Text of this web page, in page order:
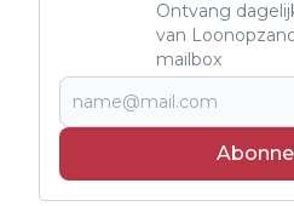
Ontvang
van
mailbox